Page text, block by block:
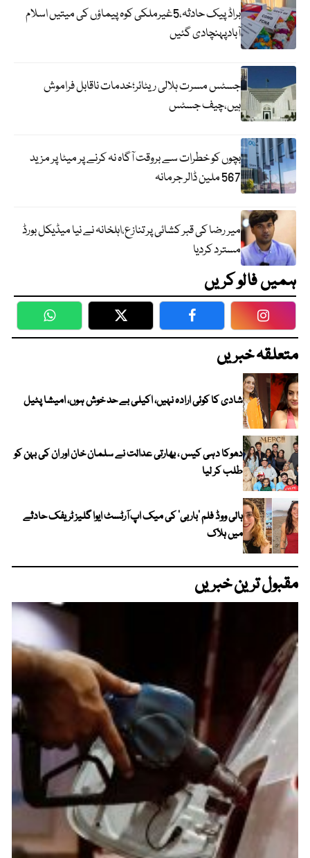
براڈ پیک حادثہ،5غیرملکی کوہ پیماؤں کی میتیں اسلام
آبادپہنچادی گئیں
جسٹس مسرت ہلالی ریٹائر؛خدمات ناقابل فراموش
ہیں،چیف جسٹس
بچوں کو خطرات سے بروقت آگاہ نہ کرنے پر میٹا پر مزید
567 ملین ڈالر جرمانہ
میر رضا کی قبر کشائی پر تنازع،اہلخانہ نے نیا میڈیکل بورڈ
مسترد کردیا
ہمیں فالو کریں
WhatsApp Twitter Facebook
متعلقہ خبریں
شادی کا کوئی ارادہ نہیں، اکیلی بے حد خوش ہوں، امیشا پٹیل
دھوکا دہی کیس ، بھارتی عدالت نے سلمان خان اور ان کی بہن کو
طلب کر لیا
ہالی ووڈ فلم ’باربی‘ کی میک اپ آرٹسٹ ایوا گلیز ٹریفک حادثے
میں ہلاک
مقبول ترین خبریں